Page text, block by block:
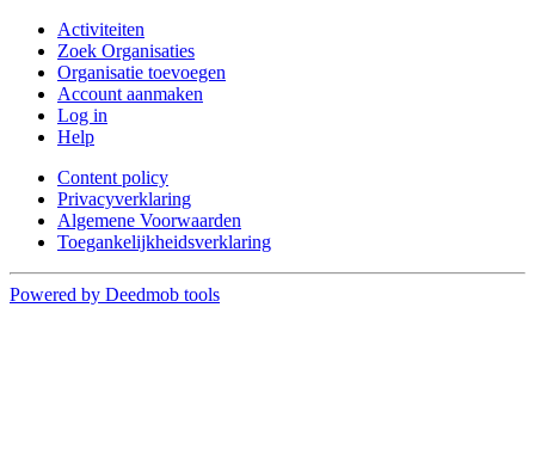
Activiteiten
Zoek Organisaties
Organisatie toevoegen
Account aanmaken
Log in
Help
Content policy
Privacyverklaring
Algemene Voorwaarden
Toegankelijkheidsverklaring
Powered by Deedmob tools